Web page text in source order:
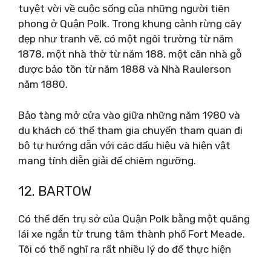
tuyệt vời về cuộc sống của những người tiên
phong ở Quận Polk. Trong khung cảnh rừng cây
đẹp như tranh vẽ, có một ngôi trường từ năm
1878, một nhà thờ từ năm 188, một căn nhà gỗ
được bảo tồn từ năm 1888 và Nhà Raulerson
năm 1880.
Bảo tàng mở cửa vào giữa những năm 1980 và
du khách có thể tham gia chuyến tham quan đi
bộ tự hướng dẫn với các dấu hiệu và hiện vật
mang tính diễn giải để chiêm ngưỡng.
12. BARTOW
Có thể đến trụ sở của Quận Polk bằng một quãng
lái xe ngắn từ trung tâm thành phố Fort Meade.
Tôi có thể nghĩ ra rất nhiều lý do để thực hiện